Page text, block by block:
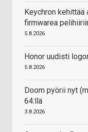
Keychron
firmwarea
5.8.2026
Honor uudisti
5.8.2026
Doom pyörii nyt
64:llä
3.8.2026